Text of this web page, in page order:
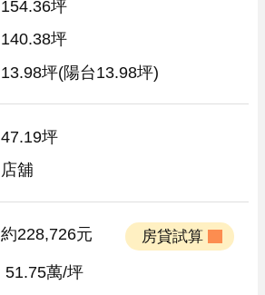
154.36坪
140.38坪
13.98坪(陽台13.98坪)
47.19坪
店舖
約228,726元
51.75萬/坪